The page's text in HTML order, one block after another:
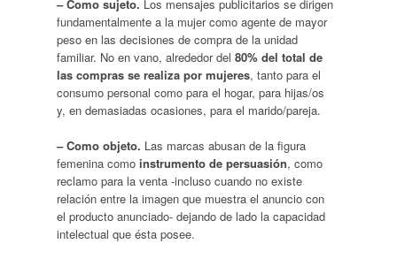
– Como sujeto. Los mensajes publicitarios se dirigen
fundamentalmente a la mujer como agente de mayor
peso en las decisiones de compra de la unidad
familiar. No en vano, alrededor del 80% del total de
las compras se realiza por mujeres, tanto para el
consumo personal como para el hogar, para hijas/os
y, en demasiadas ocasiones, para el marido/pareja.
– Como objeto. Las marcas abusan de la figura
femenina como instrumento de persuasión, como
reclamo para la venta -incluso cuando no existe
relación entre la imagen que muestra el anuncio con
el producto anunciado- dejando de lado la capacidad
intelectual que ésta posee.